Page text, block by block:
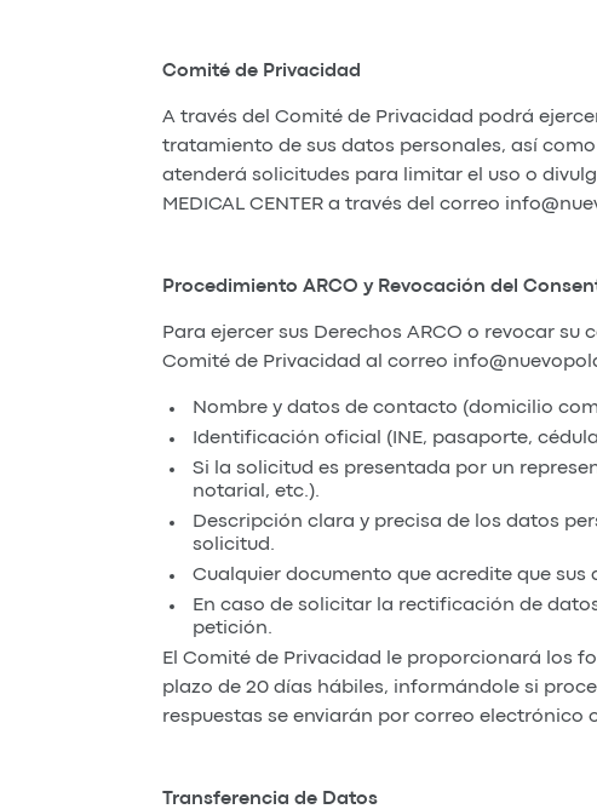
Comité de Privacidad
A través del Comité de Privacidad podrá
tratamiento de sus datos personales, así
atenderá solicitudes para limitar el uso o
MEDICAL CENTER a través del correo
Procedimiento ARCO y Revocación del
Para ejercer sus Derechos ARCO o revocar
Comité de Privacidad al correo
Nombre y datos de contacto (domicilio
Identificación oficial (INE, pasaporte,
Si la solicitud es presentada por un
notarial, etc.).
Descripción clara y precisa de los datos
solicitud.
Cualquier documento que acredite que sus
En caso de solicitar la rectificación de
petición.
El Comité de Privacidad le proporcionará los
plazo de 20 días hábiles, informándole si
respuestas se enviarán por correo electrónico
Transferencia de Datos